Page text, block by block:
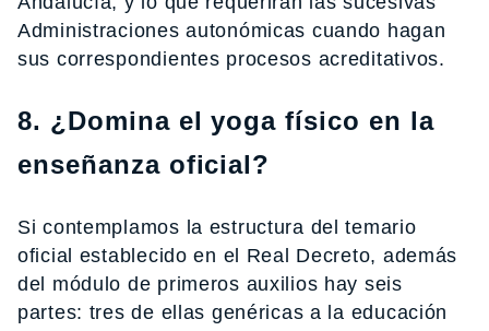
Administraciones autonómicas cuando hagan
sus correspondientes procesos acreditativos.
8. ¿Domina el yoga físico en la
enseñanza oficial?
Si contemplamos la estructura del temario
oficial establecido en el Real Decreto, además
del módulo de primeros auxilios hay seis
partes: tres de ellas genéricas a la educación